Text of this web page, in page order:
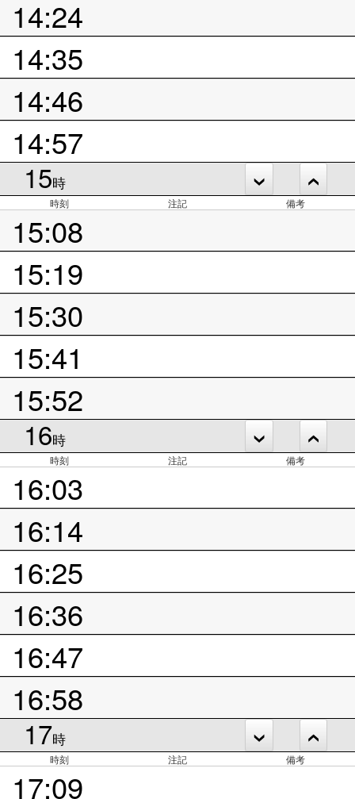
14:24
14:35
14:46
14:57
15時
時刻 注記 備考
15:08
15:19
15:30
15:41
15:52
16時
時刻 注記 備考
16:03
16:14
16:25
16:36
16:47
16:58
17時
時刻 注記 備考
17:09